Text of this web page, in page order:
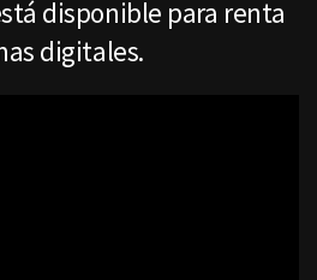
disponible para renta
digitales.